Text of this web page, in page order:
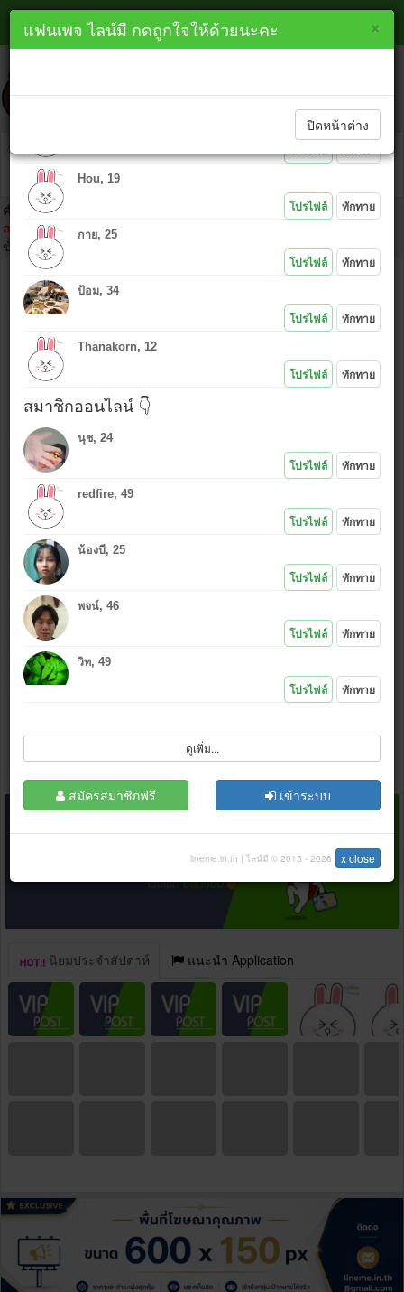
หาเพื่อนไลน์ แพร่ line
คำเตือน : ห้ามนำไอดีคนอื่นมาโพสต์โดยเด็ดขาด เพราะ IP ที่ท่านโพสต์
สามารถตามตัวได้ และถ้าเกิดเรื่องมาต้องยอมรับในการกระทำของตัวเอง
ขั้นตอนคลิก
ชื่อ :
ไอดีไลน์ :
ข้อความ :
ใช้รูปเดียวกันกับที่โพสต์ล่าสุด
ใช้รูปใหม่ (เลือก *งดรูปลามก
แนบรูป หรือ คลิกไอคอนอัพรูป
*.jpg , (.gif .bmp .png กว้างไม่เกิน 500 px)
ชอบ
ฉันไม่ใช่โปรแกรมอัตโนมัติ
นิยมประจำสัปดาห์ แนะนำ Application
×
lineme.in.th
ทักทายสมาชิกใหม่ 👇
โปรไฟล์ ทักทาย
Hou, 19
โปรไฟล์ ทักทาย
กาย, 25
โปรไฟล์ ทักทาย
ป้อม, 34
โปรไฟล์ ทักทาย
Thanakorn, 12
โปรไฟล์ ทักทาย
สมาชิกออนไลน์ 👇
นุช, 24
โปรไฟล์ ทักทาย
redfire, 49
โปรไฟล์ ทักทาย
น้องบี, 25
โปรไฟล์ ทักทาย
พจน์, 46
โปรไฟล์ ทักทาย
วิท, 49
โปรไฟล์ ทักทาย
ดูเพิ่ม...
สมัครสมาชิกฟรี เข้าระบบ
lineme.in.th | ไลน์มี © 2015 - 2026 x close
×
แฟนเพจ ไลน์มี กดถูกใจให้ด้วยนะคะ
ปิดหน้าต่าง